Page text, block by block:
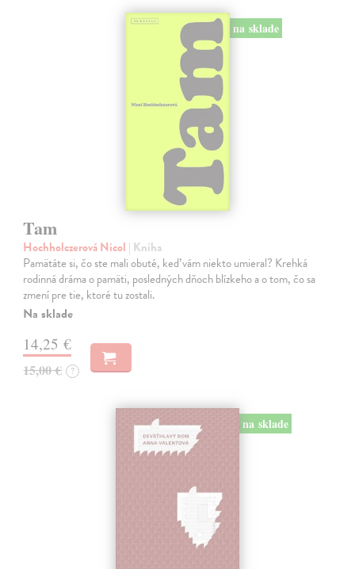
na sklade
Tam
Hochholczerová Nicol | Kniha
Pamätáte si, čo ste mali obuté, keď vám niekto umieral? Krehká
rodinná dráma o pamäti, posledných dňoch blízkeho a o tom, čo sa
zmení pre tie, ktoré tu zostali.
Na sklade
14,25 €
15,00 € ?
na sklade